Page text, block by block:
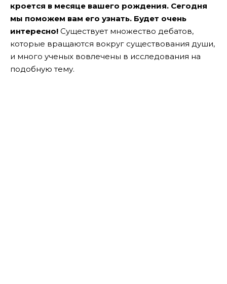
кроется в месяце вашего рождения. Сегодня
мы поможем вам его узнать. Будет очень
интересно! Существует множество дебатов,
которые вращаются вокруг существования души,
и много ученых вовлечены в исследования на
подобную тему.